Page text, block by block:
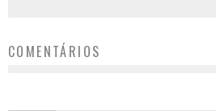
COMENTÁRIOS